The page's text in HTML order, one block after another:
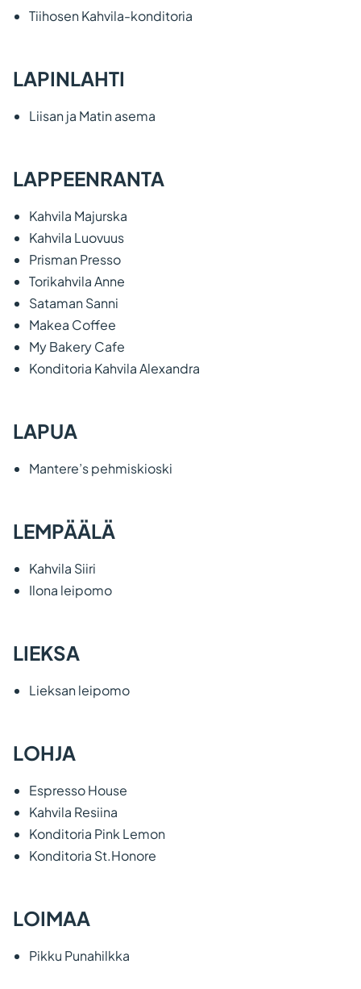
Tiihosen Kahvila-konditoria
LAPINLAHTI
Liisan ja Matin asema
LAPPEENRANTA
Kahvila Majurska
Kahvila Luovuus
Prisman Presso
Torikahvila Anne
Sataman Sanni
Makea Coffee
My Bakery Cafe
Konditoria Kahvila Alexandra
LAPUA
Mantere’s pehmiskioski
LEMPÄÄLÄ
Kahvila Siiri
Ilona leipomo
LIEKSA
Lieksan leipomo
LOHJA
Espresso House
Kahvila Resiina
Konditoria Pink Lemon
Konditoria St.Honore
LOIMAA
Pikku Punahilkka